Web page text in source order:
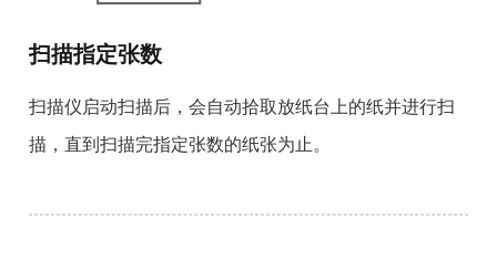
扫描指定张数
扫描仪启动扫描后，会自动拾取放纸台上的纸并进行扫
描，直到扫描完指定张数的纸张为止。